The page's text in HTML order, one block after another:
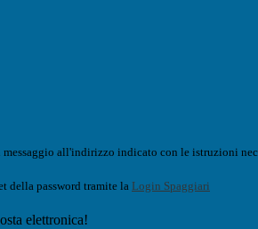
all'indirizzo indicato con le istruzioni
della password tramite la Login Spaggiari
elettronica!